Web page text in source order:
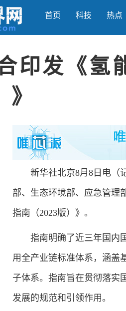
首页 科技 热点
印发《氢
新华社北京8月8日电（记
部、生态环境部、应急管理
指南（2023版）》。
指南明确了近三年国内国
用全产业链标准体系，涵盖
子体系。指南旨在贯彻落实
发展的规范和引领作用。